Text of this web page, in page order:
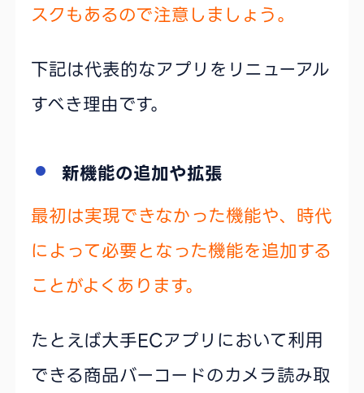
スクもあるので注意しましょう。
下記は代表的なアプリをリニューアル
すべき理由です。
新機能の追加や拡張
最初は実現できなかった機能や、時代
によって必要となった機能を追加する
ことがよくあります。
たとえば大手ECアプリにおいて利用
できる商品バーコードのカメラ読み取